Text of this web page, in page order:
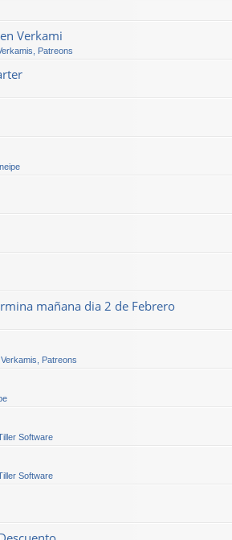
Verkami
Patreons
mañana dia 2 de Febrero
Patreons
Software
Software